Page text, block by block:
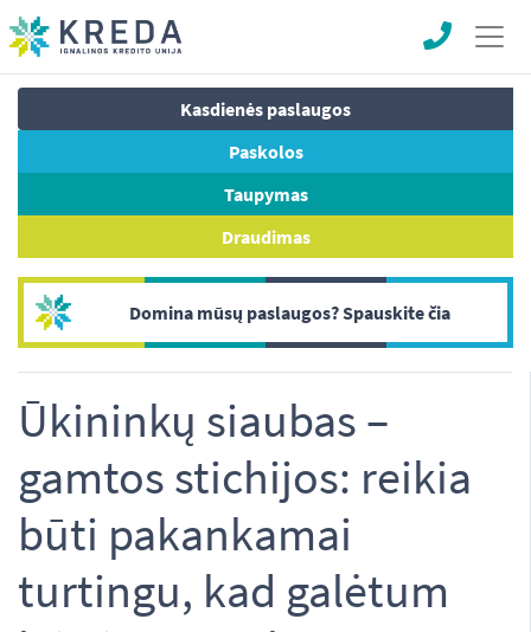
Kasdienės paslaugos
Paskolos
Taupymas
Draudimas
Domina mūsų paslaugos? Spauskite čia
Ūkininkų siaubas –
gamtos stichijos: reikia
būti pakankamai
turtingu, kad galėtum